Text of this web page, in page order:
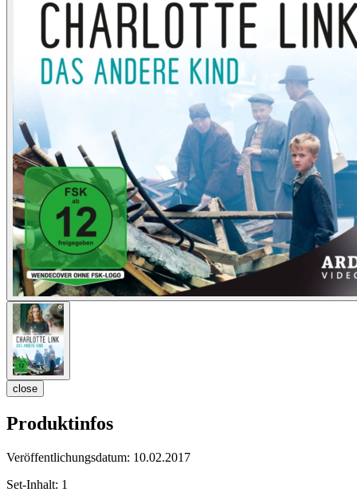
close
Produktinfos
Veröffentlichungsdatum: 10.02.2017
Set-Inhalt: 1